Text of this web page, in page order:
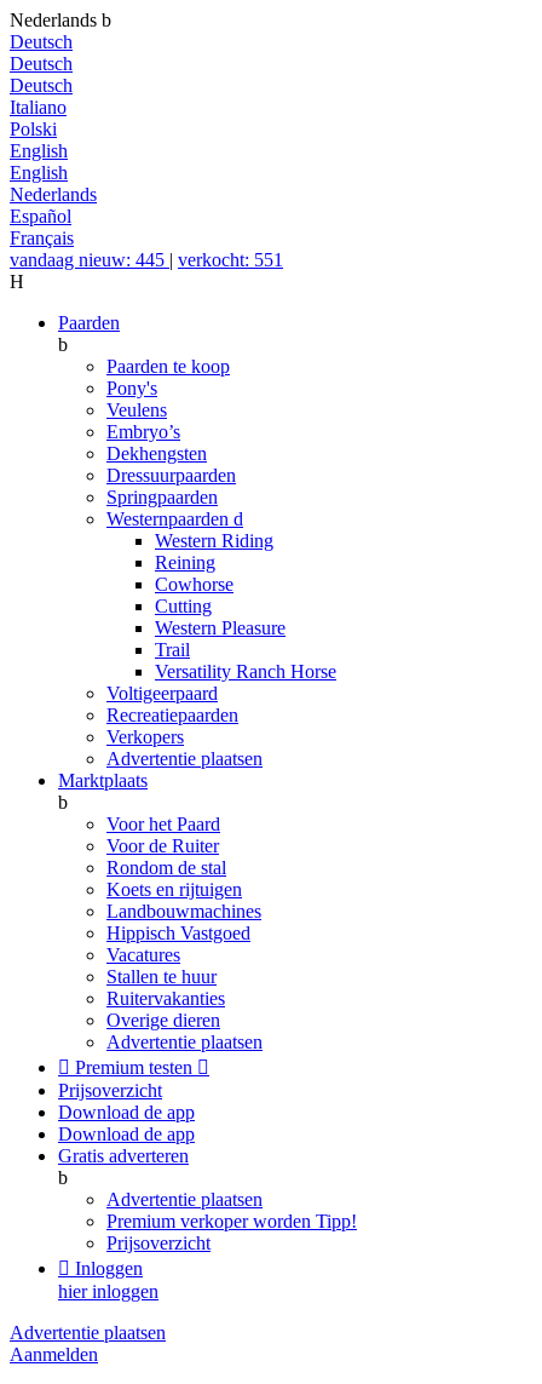
Nederlands b
Deutsch
Deutsch
Deutsch
Italiano
Polski
English
English
Nederlands
Español
Français
vandaag nieuw: 445 | verkocht: 551
H
Paarden
b
Paarden te koop
Pony's
Veulens
Embryo’s
Dekhengsten
Dressuurpaarden
Springpaarden
Westernpaarden d
Western Riding
Reining
Cowhorse
Cutting
Western Pleasure
Trail
Versatility Ranch Horse
Voltigeerpaard
Recreatiepaarden
Verkopers
Advertentie plaatsen
Marktplaats
b
Voor het Paard
Voor de Ruiter
Rondom de stal
Koets en rijtuigen
Landbouwmachines
Hippisch Vastgoed
Vacatures
Stallen te huur
Ruitervakanties
Overige dieren
Advertentie plaatsen
 Premium testen 
Prijsoverzicht
Download de app
Download de app
Gratis adverteren
b
Advertentie plaatsen
Premium verkoper worden Tipp!
Prijsoverzicht
 Inloggen
hier inloggen
Advertentie plaatsen
Aanmelden